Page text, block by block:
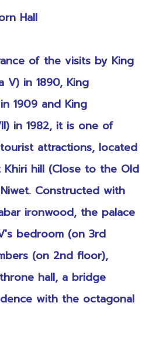
Hall
of the visits by King
V) in 1890, King
1909 and King
in 1982, it is one of
attractions, located
hill (Close to the Old
Constructed with
ironwood, the palace
bedroom (on 3rd
(on 2nd floor),
hall, a bridge
with the octagonal